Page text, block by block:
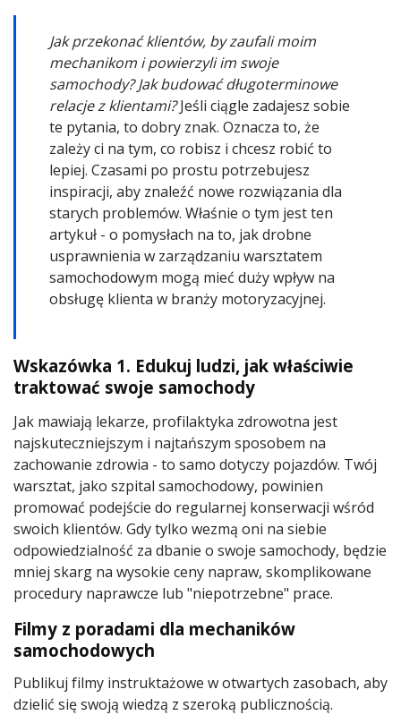
Jak przekonać klientów, by zaufali moim
mechanikom i powierzyli im swoje
samochody? Jak budować długoterminowe
relacje z klientami?Jeśli ciągle zadajesz sobie
te pytania, to dobry znak. Oznacza to, że
zależy ci na tym, co robisz i chcesz robić to
lepiej. Czasami po prostu potrzebujesz
inspiracji, aby znaleźć nowe rozwiązania dla
starych problemów. Właśnie o tym jest ten
artykuł - o pomysłach na to, jak drobne
usprawnienia w zarządzaniu warsztatem
samochodowym mogą mieć duży wpływ na
obsługę klienta w branży motoryzacyjnej.
Wskazówka 1. Edukuj ludzi, jak właściwie
traktować swoje samochody
Jak mawiają lekarze, profilaktyka zdrowotna jest
najskuteczniejszym i najtańszym sposobem na
zachowanie zdrowia - to samo dotyczy pojazdów. Twój
warsztat, jako szpital samochodowy, powinien
promować podejście do regularnej konserwacji wśród
swoich klientów. Gdy tylko wezmą oni na siebie
odpowiedzialność za dbanie o swoje samochody, będzie
mniej skarg na wysokie ceny napraw, skomplikowane
procedury naprawcze lub "niepotrzebne" prace.
Filmy z poradami dla mechaników
samochodowych
Publikuj filmy instruktażowe w otwartych zasobach, aby
dzielić się swoją wiedzą z szeroką publicznością.